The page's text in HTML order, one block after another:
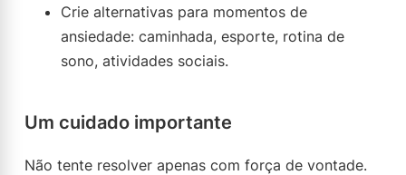
Crie alternativas para momentos de
ansiedade: caminhada, esporte, rotina de
sono, atividades sociais.
Um cuidado importante
Não tente resolver apenas com força de vontade.